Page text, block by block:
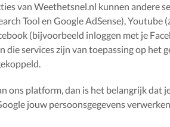
van Weethetsnel.nl kunnen andere
Tool en Google AdSense),
(bijvoorbeeld inloggen met je
die services zijn van toepassing op het
ons platform, dan is het belangrijk dat
jouw persoonsgegevens